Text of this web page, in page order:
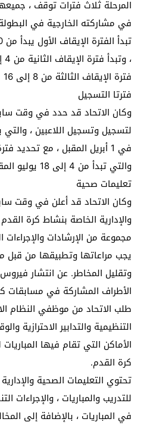
المرحلة ثلاث فترات توقف ،
في مشاركته الخارجية في
فترة الإيقاف الثالثة من 8 إلى 16 نوفمبر.
فترتا التسجيل
وكان الاتحاد قد حدد في وقت
في 1 أبريل المقبل ، مع تحديد
والتي تبدأ من 4 إلى 18 يوليو المقبل.
تعليمات صحية
وكان الاتحاد قد أعلن في وقت
مجموعة من الإرشادات والإجراءات
يجب مراعاتها وتطبيقها من
الأطراف المشاركة في مسابقات
طلب الاتحاد من موظفي النظام
التنظيمية والتدابير الاحترازية
الأماكن التي تقام فيها
كرة القدم.
تحتوي التعليمات الصحية
للتدريب والمباريات ، والإجراءات
في المباريات ، بالإضافة إلى